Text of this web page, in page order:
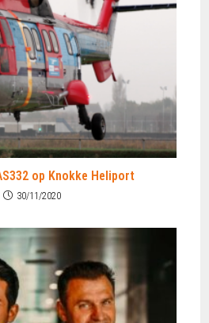
op Knokke Heliport
30/11/2020